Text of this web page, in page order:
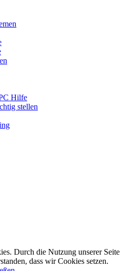
Hilfe
stellen
Durch die Nutzung unserer Seite
dass wir Cookies setzen.